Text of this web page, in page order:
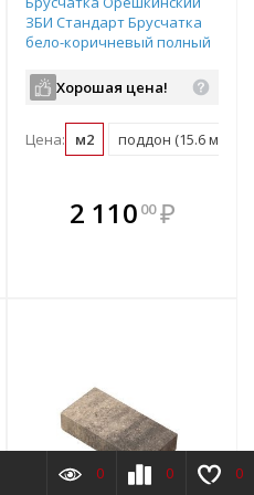
В комплекте
всегда выгоднее!
ЗБИ Стандарт Брусчатка
бело-коричневый полный
Хорошая цена!
Цена: м2 поддон (15.6 м2)
2 110 00 ₽
0 0 0